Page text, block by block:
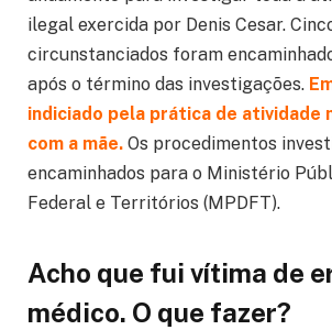
ilegal exercida por Denis Cesar.
circunstanciados foram
após o término das investigações.
indiciado pela prática de atividade
com a mãe. Os procedimentos
encaminhados para o Ministério
Federal e Territórios (MPDFT).
Acho que fui vítima de
médico. O que fazer?